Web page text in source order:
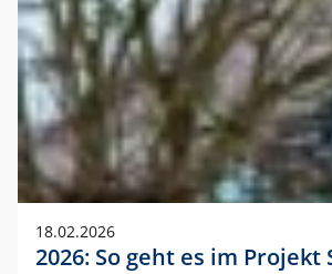
18.02.2026
2026: So geht es im Projekt